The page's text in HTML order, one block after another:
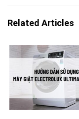
Related Articles